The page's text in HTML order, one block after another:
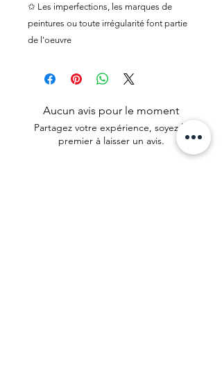
✩ Les imperfections, les marques de
peintures ou toute irrégularité font partie
de l'oeuvre
Aucun avis pour le moment
Partagez votre expérience, soyez le
premier à laisser un avis.